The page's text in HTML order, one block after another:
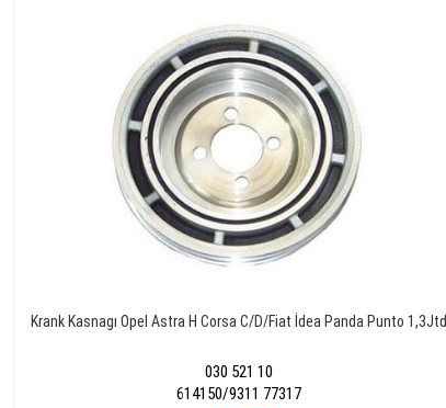
Krank Kasnagı Opel Astra H Corsa C/D/Fiat İdea Panda Punto 1,3Jtd
030 521 10
614150/9311 77317